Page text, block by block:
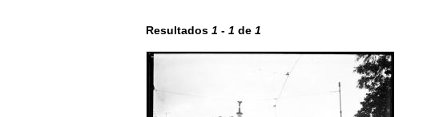
Resultados 1 - 1 de 1